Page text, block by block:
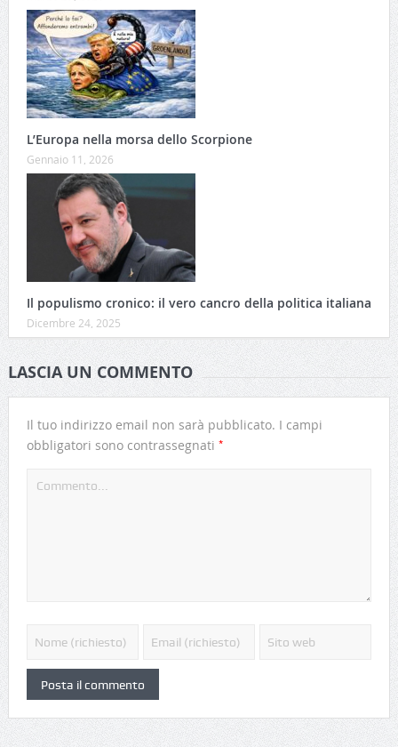
L’Europa nella morsa dello Scorpione
Gennaio 11, 2026
Il populismo cronico: il vero cancro della politica italiana
Dicembre 24, 2025
LASCIA UN COMMENTO
Il tuo indirizzo email non sarà pubblicato. I campi
obbligatori sono contrassegnati *